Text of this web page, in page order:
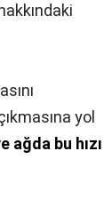
yol
ağda bu hızı